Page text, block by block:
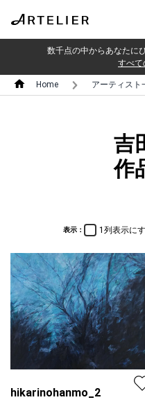
数千点の中からあなたに
すべて
Home アーティスト
吉
作
表示： 1列表示に
hikarinohanmo_2